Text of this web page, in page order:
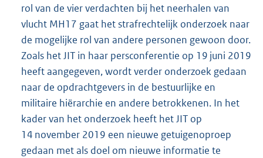
rol van de vier verdachten bij het neerhalen van
vlucht MH17 gaat het strafrechtelijk onderzoek naar
de mogelijke rol van andere personen gewoon door.
Zoals het JIT in haar persconferentie op 19 juni 2019
heeft aangegeven, wordt verder onderzoek gedaan
naar de opdrachtgevers in de bestuurlijke en
militaire hiërarchie en andere betrokkenen. In het
kader van het onderzoek heeft het JIT op
14 november 2019 een nieuwe getuigenoproep
gedaan met als doel om nieuwe informatie te